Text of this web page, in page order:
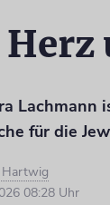
Lachmann
für die
Hartwig
08:28 Uhr